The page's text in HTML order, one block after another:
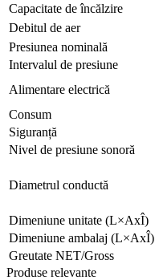
Capacitate de încălzire
Debitul de aer
Presiunea nominală
Intervalul de presiune
Alimentare electrică
Consum
Siguranță
Nivel de presiune sonoră
Diametrul conductă
Dimeniune unitate (L×AxÎ)
Dimeniune ambalaj (L×AxÎ)
Greutate NET/Gross
Produse relevante